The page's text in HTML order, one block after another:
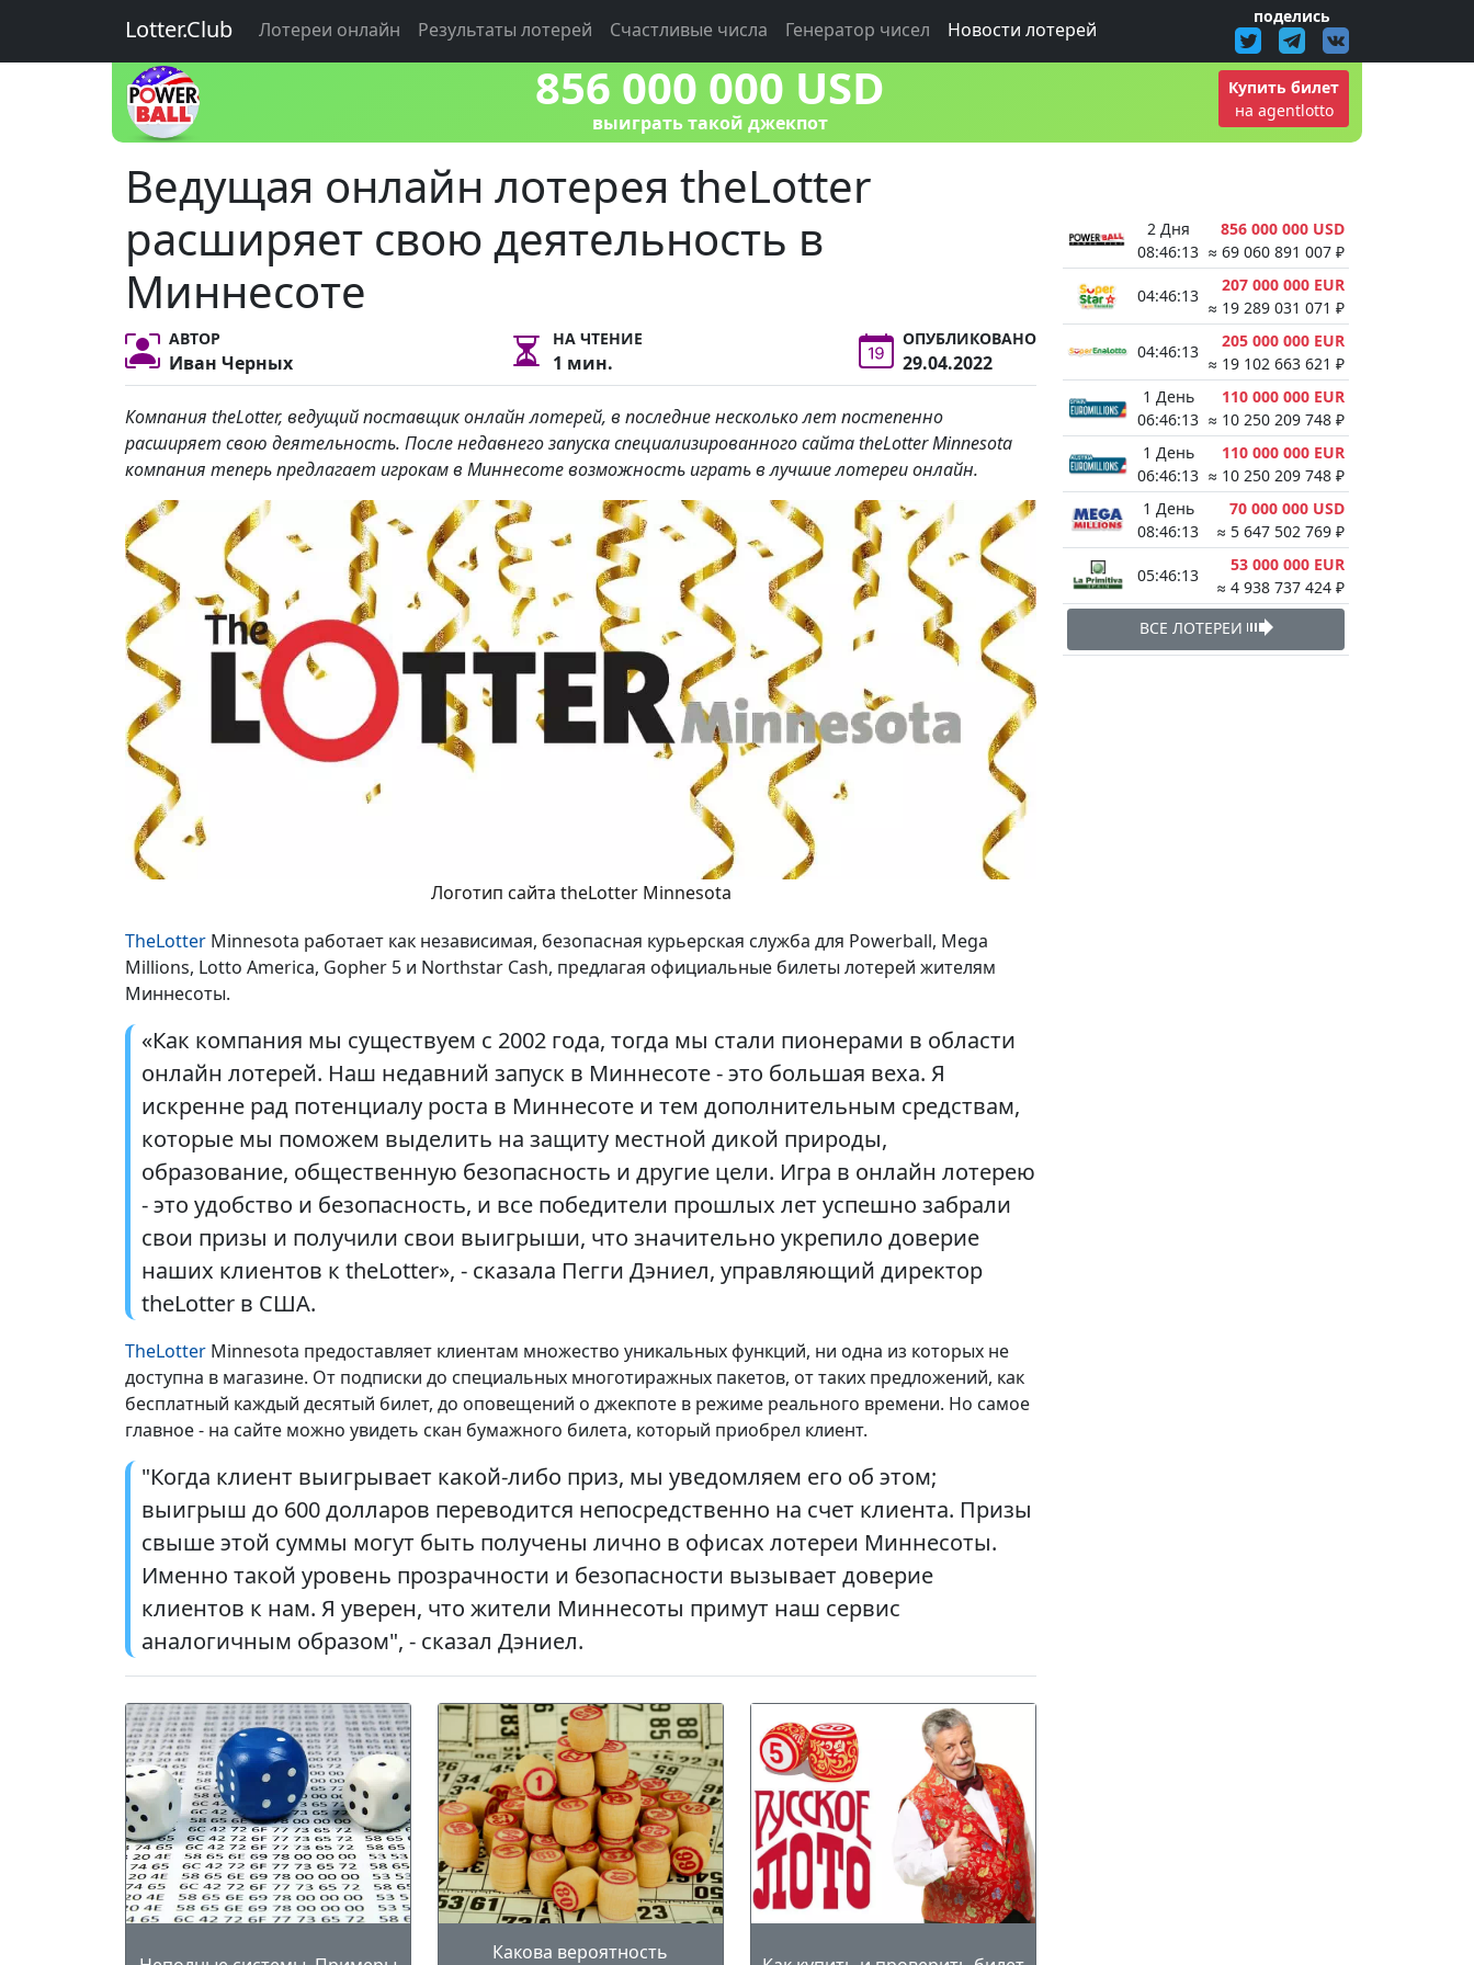
Lotter.Club Лотереи онлайн Результаты лотерей Счастливые числа Генератор чисел Новости лотерей
поделись
856 000 000 USD
выиграть такой джекпот
Купить билет
на agentlotto
Ведущая онлайн лотерея theLotter
расширяет свою деятельность в
Миннесоте
АВТОР
Иван Черных
НА ЧТЕНИЕ
1 мин.
ОПУБЛИКОВАНО
29.04.2022
Компания theLotter, ведущий поставщик онлайн лотерей, в последние несколько лет постепенно
расширяет свою деятельность. После недавнего запуска специализированного сайта theLotter Minnesota
компания теперь предлагает игрокам в Миннесоте возможность играть в лучшие лотереи онлайн.
Логотип сайта theLotter Minnesota
TheLotter Minnesota работает как независимая, безопасная курьерская служба для Powerball, Mega
Millions, Lotto America, Gopher 5 и Northstar Cash, предлагая официальные билеты лотерей жителям
Миннесоты.
«Как компания мы существуем с 2002 года, тогда мы стали пионерами в области
онлайн лотерей. Наш недавний запуск в Миннесоте - это большая веха. Я
искренне рад потенциалу роста в Миннесоте и тем дополнительным средствам,
которые мы поможем выделить на защиту местной дикой природы,
образование, общественную безопасность и другие цели. Игра в онлайн лотерею
- это удобство и безопасность, и все победители прошлых лет успешно забрали
свои призы и получили свои выигрыши, что значительно укрепило доверие
наших клиентов к theLotter», - сказала Пегги Дэниел, управляющий директор
theLotter в США.
TheLotter Minnesota предоставляет клиентам множество уникальных функций, ни одна из которых не
доступна в магазине. От подписки до специальных многотиражных пакетов, от таких предложений, как
бесплатный каждый десятый билет, до оповещений о джекпоте в режиме реального времени. Но самое
главное - на сайте можно увидеть скан бумажного билета, который приобрел клиент.
"Когда клиент выигрывает какой-либо приз, мы уведомляем его об этом;
выигрыш до 600 долларов переводится непосредственно на счет клиента. Призы
свыше этой суммы могут быть получены лично в офисах лотереи Миннесоты.
Именно такой уровень прозрачности и безопасности вызывает доверие
клиентов к нам. Я уверен, что жители Миннесоты примут наш сервис
аналогичным образом", - сказал Дэниел.
Какова вероятность
2 Дня
08:46:13
856 000 000 USD
≈ 69 060 891 007 ₽
04:46:13
207 000 000 EUR
≈ 19 289 031 071 ₽
04:46:13
205 000 000 EUR
≈ 19 102 663 621 ₽
1 День
06:46:13
110 000 000 EUR
≈ 10 250 209 748 ₽
1 День
06:46:13
110 000 000 EUR
≈ 10 250 209 748 ₽
1 День
08:46:13
70 000 000 USD
≈ 5 647 502 769 ₽
05:46:13
53 000 000 EUR
≈ 4 938 737 424 ₽
ВСЕ ЛОТЕРЕИ